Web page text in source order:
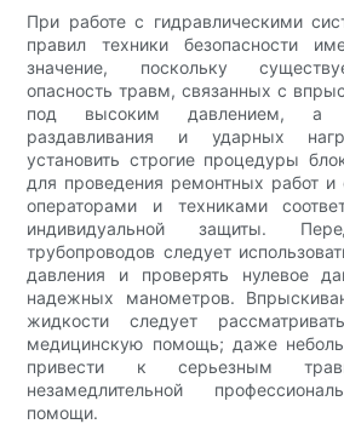
При работе с гидравлическими
правил техники безопасности
значение, поскольку
опасность травм, связанных с
под высоким давлением, а
раздавливания и ударных
установить строгие процедуры
для проведения ремонтных работ и
операторами и техниками
индивидуальной защиты.
трубопроводов следует
давления и проверять нулевое
надежных манометров.
жидкости следует
медицинскую помощь; даже
привести к серьезным
незамедлительной
помощи.